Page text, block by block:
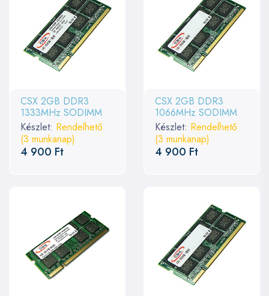
CSX 2GB DDR3
1333MHz SODIMM
Készlet: Rendelhető
(3 munkanap)
4 900 Ft
CSX 2GB DDR3
1066MHz SODIMM
Készlet: Rendelhető
(3 munkanap)
4 900 Ft